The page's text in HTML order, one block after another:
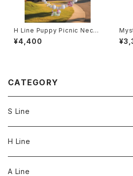
H Line Puppy Picnic Neckl
ace
¥4,400
CATEGORY
S Line
S Line Ring & Earrings
H Line
Necklace
A Line